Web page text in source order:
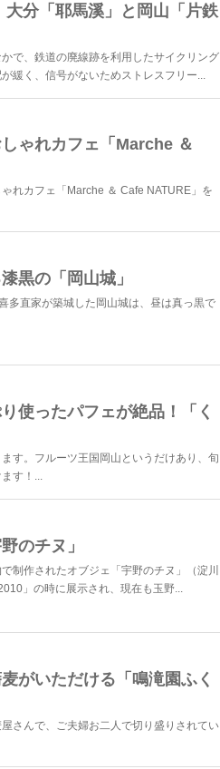
分「耶馬溪」と岡山「片鉄
で、鉄道の廃線跡を利用したサイクリング
緩く、信号がないためストレスフリー...
ゃれカフェ「Marche ＆
れカフェ「Marche ＆ Cafe NATURE」を
黒の「岡山城」
多直家が築城した岡山城は、昼は真っ黒で
使ったパフェが絶品！「く
す。フルーツ王国岡山というだけあり、旬
す！...
のチヌ」
制作されたオブジェ「宇野のチヌ」（淀川
」の時に展示され、現在も玉野...
がいただける「鳴滝園ふく
さんで、ご夫婦お二人で切り盛りされてい